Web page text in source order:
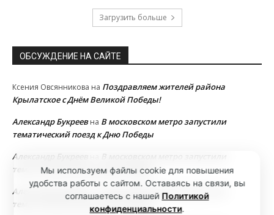
Загрузить больше
ОБСУЖДЕНИЕ НА САЙТЕ
Ксения Овсянникова на Поздравляем жителей района
Крылатское с Днём Великой Победы!
Александр Букреевна В московском метро запустили
тематический поезд к Дню Победы
Александр Букреев
В московском метро запустили
тематический поезд к Дню Победы
Александр Букреев
В московском метро запустили
тематический поезд к Дню Победы
Мы используем файлы cookie для повышения
удобства работы с сайтом. Оставаясь на связи, вы
соглашаетесь с нашей Политикой
конфиденциальности.